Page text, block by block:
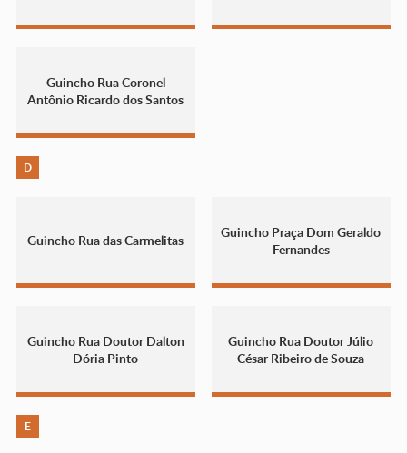
Guincho Rua Coronel
Antônio Ricardo dos Santos
D
Guincho Rua das Carmelitas
Guincho Praça Dom Geraldo
Fernandes
Guincho Rua Doutor Dalton
Dória Pinto
Guincho Rua Doutor Júlio
César Ribeiro de Souza
E